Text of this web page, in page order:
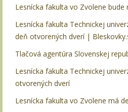
Lesnícka fakulta vo Zvolene
Lesnícka fakulta Technickej
deň otvorených dverí |
Tlačová agentúra Slovenskej
Lesnícka fakulta Technickej
otvorených dverí
Lesnícka fakulta vo Zvolene má